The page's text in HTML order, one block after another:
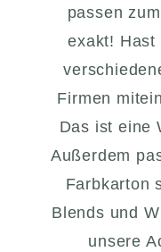
passen
exakt! Hast
Firmen
Das ist eine
Außerdem
Farbkarton
Blends und
unsere